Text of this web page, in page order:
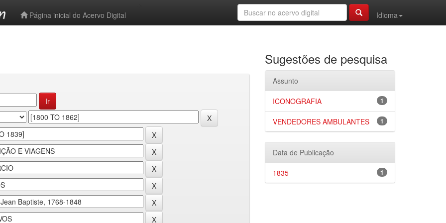
Página inicial do Acervo Digital
Idioma
Sugestões de pesquisa
Assunto
1
ICONOGRAFIA
1
VENDEDORES AMBULANTES
Data de Publicação
1
1835